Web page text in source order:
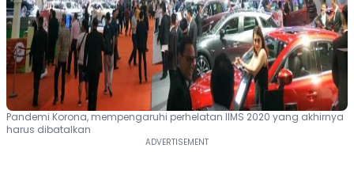
Pandemi Korona, mempengaruhi perhelatan IIMS 2020 yang akhirnya
harus dibatalkan